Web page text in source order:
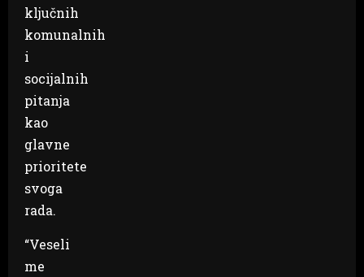
ključnih
komunalnih
i
socijalnih
pitanja
kao
glavne
prioritete
svoga
rada.
“Veseli
me